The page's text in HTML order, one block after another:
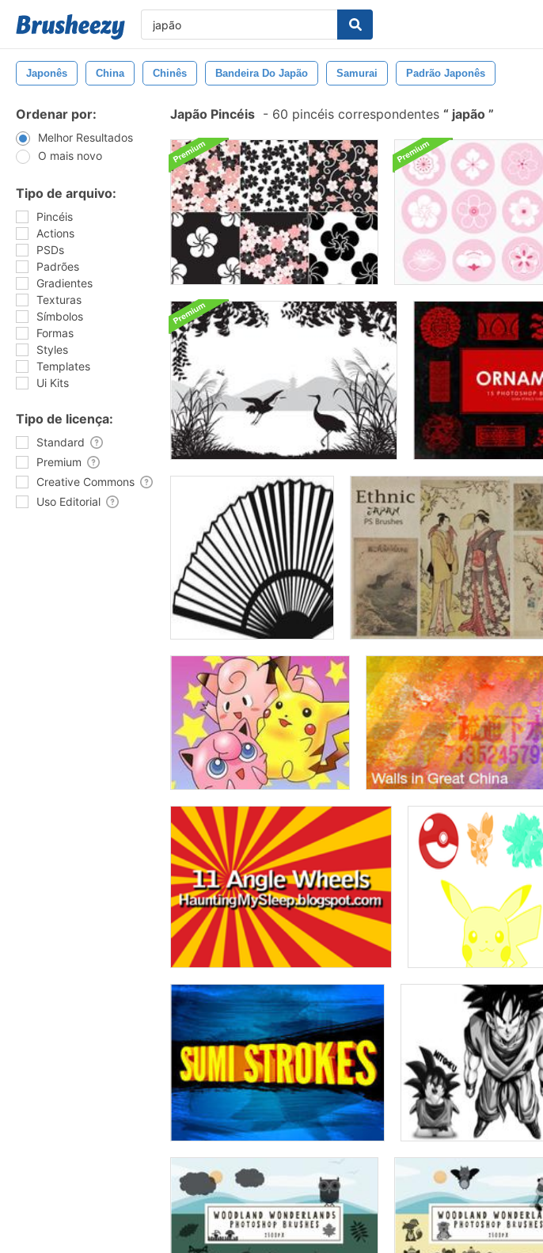
Japonês China Chinês Bandeira Do Japão Samurai Padrão Japonês
Ordenar por:
Melhor Resultados
O mais novo
Tipo de arquivo:
Pincéis
Actions
PSDs
Padrões
Gradientes
Texturas
Símbolos
Formas
Styles
Templates
Ui Kits
Tipo de licença:
Standard
Premium
Creative Commons
Uso Editorial
Japão Pincéis - 60 pincéis correspondentes japão